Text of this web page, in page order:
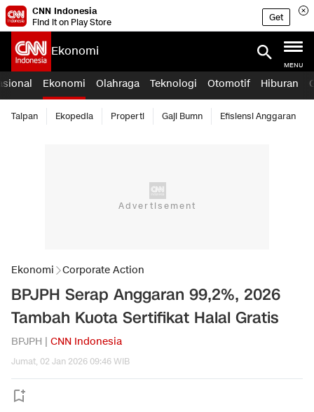
CNN Indonesia
Find it on Play Store
Get
Ekonomi
MENU
Ekonomi Olahraga Teknologi Otomotif Hiburan
Taipan Ekopedia Properti Gaji Bumn Efisiensi Anggaran
Ekonomi Corporate Action
BPJPH Serap Anggaran 99,2%, 2026
Tambah Kuota Sertifikat Halal Gratis
BPJPH | CNN Indonesia
Jumat, 02 Jan 2026 09:46 WIB